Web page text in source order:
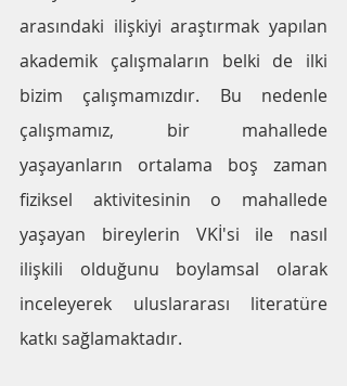
arasındaki ilişkiyi araştırmak yapılan
akademik çalışmaların belki de ilki
bizim çalışmamızdır. Bu nedenle
çalışmamız, bir mahallede
yaşayanların ortalama boş zaman
fiziksel aktivitesinin o mahallede
yaşayan bireylerin VKİ'si ile nasıl
ilişkili olduğunu boylamsal olarak
inceleyerek uluslararası literatüre
katkı sağlamaktadır.